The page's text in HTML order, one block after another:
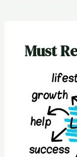
Must